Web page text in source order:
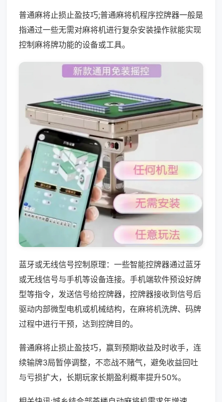
普通麻将止损止盈技巧;普通麻将机程序控牌器一般是
指通过一些无需对麻将机进行复杂安装操作就能实现
控制麻将牌功能的设备或工具。
蓝牙或无线信号控制原理：一些智能控牌器通过蓝牙
或无线信号与手机等设备连接。手机端软件预设好牌
型等指令，发送信号给控牌器，控牌器接收到信号后
驱动内部微型电机或机械结构，在麻将机洗牌、码牌
过程中进行干预，达到控牌目的。
普通麻将止损止盈技巧，赢到预期收益及时收手，连
续输牌3局暂停调整，不恋战不赌气，避免收益回吐
与亏损扩大，长期玩家长期盈利概率提升50%。